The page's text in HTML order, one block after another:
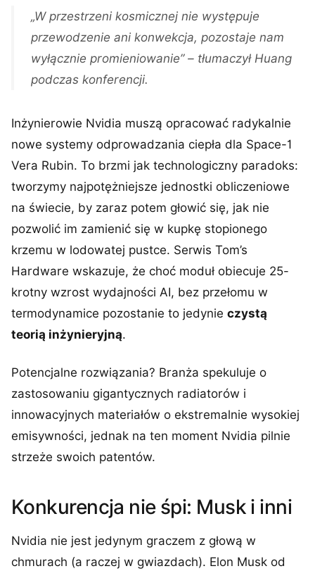
„W przestrzeni kosmicznej nie występuje
przewodzenie ani konwekcja, pozostaje nam
wyłącznie promieniowanie” – tłumaczył Huang
podczas konferencji.
Inżynierowie Nvidia muszą opracować radykalnie
nowe systemy odprowadzania ciepła dla Space-1
Vera Rubin. To brzmi jak technologiczny paradoks:
tworzymy najpotężniejsze jednostki obliczeniowe
na świecie, by zaraz potem głowić się, jak nie
pozwolić im zamienić się w kupkę stopionego
krzemu w lodowatej pustce. Serwis Tom’s
Hardware wskazuje, że choć moduł obiecuje 25-
krotny wzrost wydajności AI, bez przełomu w
termodynamice pozostanie to jedynie czystą
teorią inżynieryjną.
Potencjalne rozwiązania? Branża spekuluje o
zastosowaniu gigantycznych radiatorów i
innowacyjnych materiałów o ekstremalnie wysokiej
emisywności, jednak na ten moment Nvidia pilnie
strzeże swoich patentów.
Konkurencja nie śpi: Musk i inni
Nvidia nie jest jedynym graczem z głową w
chmurach (a raczej w gwiazdach). Elon Musk od